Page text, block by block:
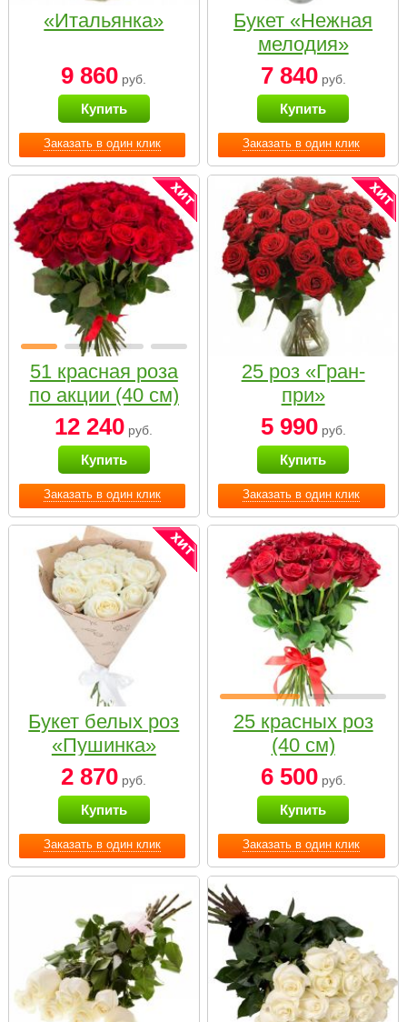
Заказать в один клик
«Итальянка»
9 860 руб.
Купить
Заказать в один клик
Букет «Нежная
мелодия»
7 840руб.
Купить
Заказать в один клик
51 красная роза
по акции (40 см)
12 240 руб.
Купить
Заказать в один клик
25 роз «Гран-
при»
5 990руб.
Купить
Заказать в один клик
Букет белых роз
«Пушинка»
2 870 руб.
Купить
Заказать в один клик
25 красных роз
(40 см)
6 500руб.
Купить